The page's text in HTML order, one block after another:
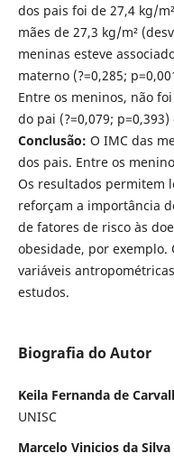
dos pais foi de 27,4 kg/
mães de 27,3 kg/m²
meninas esteve
materno (?=0,285;
Entre os meninos, não
do pai (?=0,079;
Conclusão: O IMC das
dos pais. Entre os
Os resultados permitem
reforçam a importância
de fatores de risco às
obesidade, por exemplo.
variáveis
estudos.
Biografia do Autor
Keila Fernanda de
UNISC
Marcelo Vinicios da